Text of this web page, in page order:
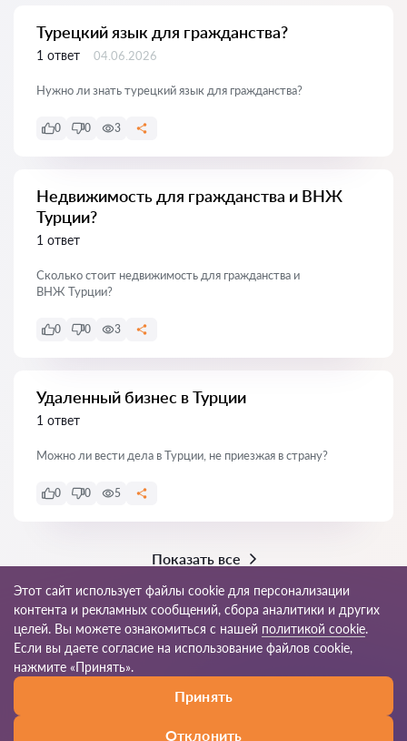
Турецкий язык для гражданства?
1 ответ 04.06.2026
Нужно ли знать турецкий язык для гражданства?
0 0 3
Недвижимость для гражданства и ВНЖ
Турции?
1 ответ
Сколько стоит недвижимость для гражданства и
ВНЖ Турции?
0 0 3
Удаленный бизнес в Турции
1 ответ
Можно ли вести дела в Турции, не приезжая в страну?
0 0 5
Показать все
© 2026 Avukat-tr.com
сайта
Этот сайт использует файлы cookie для персонализации
контента и рекламных сообщений, сбора аналитики и других
целей. Вы можете ознакомиться с нашей политикой cookie.
Если вы даете согласие на использование файлов cookie,
нажмите «Принять».
Принять
Отклонить